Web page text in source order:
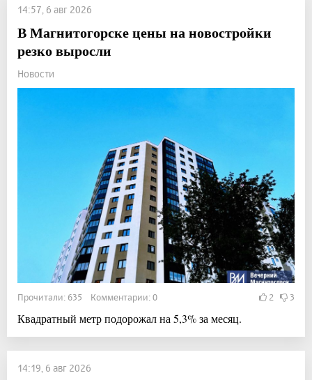
14:57, 6 авг 2026
В Магнитогорске цены на новостройки
резко выросли
Новости
Прочитали: 635 Комментарии: 0 2 3
Квадратный метр подорожал на 5,3% за месяц.
14:19, 6 авг 2026